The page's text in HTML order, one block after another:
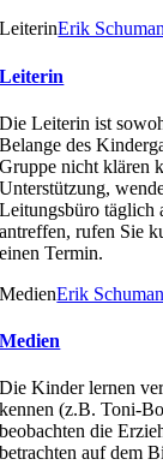
LeiterinErik
Leiterin
Die Leiterin ist
Belange des
Gruppe nicht klären
Unterstützung,
Leitungsbüro täglich
antreffen,rufen Sie
einen Termin.
MedienErik
Medien
Die Kinder lernen
kennen (z.B. Toni-
beobachten die
betrachten auf dem